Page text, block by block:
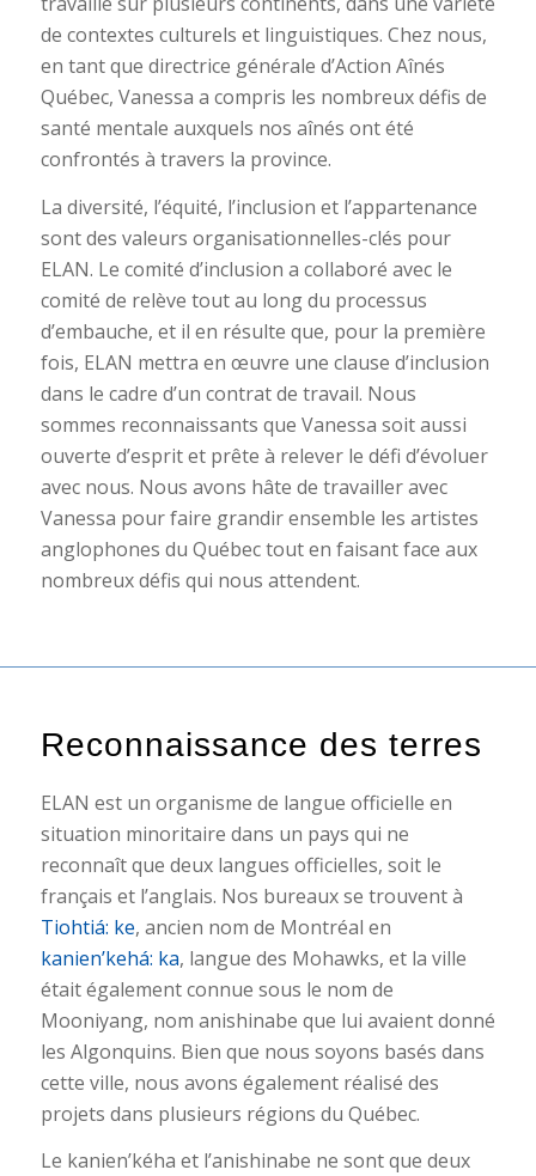
de contextes culturels et linguistiques. Chez nous,
en tant que directrice générale d’Action Aînés
Québec, Vanessa a compris les nombreux défis de
santé mentale auxquels nos aînés ont été
confrontés à travers la province.
La diversité, l’équité, l’inclusion et l’appartenance
sont des valeurs organisationnelles-clés pour
ELAN. Le comité d’inclusion a collaboré avec le
comité de relève tout au long du processus
d’embauche, et il en résulte que, pour la première
fois, ELAN mettra en œuvre une clause d’inclusion
dans le cadre d’un contrat de travail. Nous
sommes reconnaissants que Vanessa soit aussi
ouverte d’esprit et prête à relever le défi d’évoluer
avec nous. Nous avons hâte de travailler avec
Vanessa pour faire grandir ensemble les artistes
anglophones du Québec tout en faisant face aux
nombreux défis qui nous attendent.
Reconnaissance des terres
ELAN est un organisme de langue officielle en
situation minoritaire dans un pays qui ne
reconnaît que deux langues officielles, soit le
français et l’anglais. Nos bureaux se trouvent à
Tiohtiá: ke, ancien nom de Montréal en
kanien’kehá: ka, langue des Mohawks, et la ville
était également connue sous le nom de
Mooniyang, nom anishinabe que lui avaient donné
les Algonquins. Bien que nous soyons basés dans
cette ville, nous avons également réalisé des
projets dans plusieurs régions du Québec.
Le kanien’kéha et l’anishinabe ne sont que deux